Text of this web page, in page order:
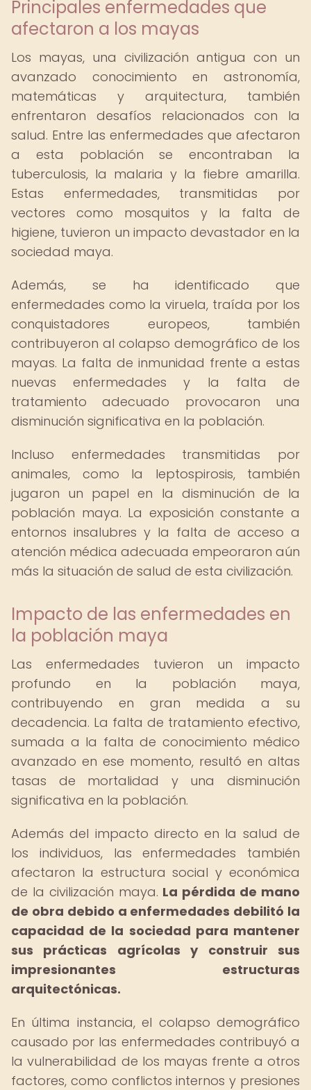
Principales enfermedades que
afectaron a los mayas
Los mayas, una civilización antigua con un
avanzado conocimiento en astronomía,
matemáticas y arquitectura, también
enfrentaron desafíos relacionados con la
salud. Entre las enfermedades que afectaron
a esta población se encontraban la
tuberculosis, la malaria y la fiebre amarilla.
Estas enfermedades, transmitidas por
vectores como mosquitos y la falta de
higiene, tuvieron un impacto devastador en la
sociedad maya.
Además, se ha identificado que
enfermedades como la viruela, traída por los
conquistadores europeos, también
contribuyeron al colapso demográfico de los
mayas. La falta de inmunidad frente a estas
nuevas enfermedades y la falta de
tratamiento adecuado provocaron una
disminución significativa en la población.
Incluso enfermedades transmitidas por
animales, como la leptospirosis, también
jugaron un papel en la disminución de la
población maya. La exposición constante a
entornos insalubres y la falta de acceso a
atención médica adecuada empeoraron aún
más la situación de salud de esta civilización.
Impacto de las enfermedades en
la población maya
Las enfermedades tuvieron un impacto
profundo en la población maya,
contribuyendo en gran medida a su
decadencia. La falta de tratamiento efectivo,
sumada a la falta de conocimiento médico
avanzado en ese momento, resultó en altas
tasas de mortalidad y una disminución
significativa en la población.
Además del impacto directo en la salud de
los individuos, las enfermedades también
afectaron la estructura social y económica
de la civilización maya. La pérdida de mano
de obra debido a enfermedades debilitó la
capacidad de la sociedad para mantener
sus prácticas agrícolas y construir sus
impresionantes estructuras
arquitectónicas.
En última instancia, el colapso demográfico
causado por las enfermedades contribuyó a
la vulnerabilidad de los mayas frente a otros
factores, como conflictos internos y presiones